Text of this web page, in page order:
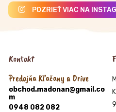
POZRIEŤ VIAC NA
Kontakt
Predajňa Kľačany a Drive
obchod.madonan@gmail.co
m
0948 082 082